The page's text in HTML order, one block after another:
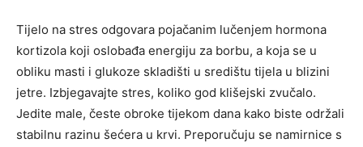
Tijelo na stres odgovara pojačanim lučenjem hormona
kortizola koji oslobađa energiju za borbu, a koja se u
obliku masti i glukoze skladišti u središtu tijela u blizini
jetre. Izbjegavajte stres, koliko god klišejski zvučalo.
Jedite male, česte obroke tijekom dana kako biste održali
stabilnu razinu šećera u krvi. Preporučuju se namirnice s